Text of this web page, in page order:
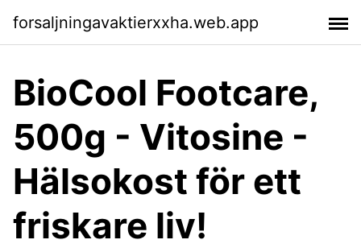
forsaljningavaktierxxha.web.app
BioCool Footcare,
500g - Vitosine -
Hälsokost för ett
friskare liv!